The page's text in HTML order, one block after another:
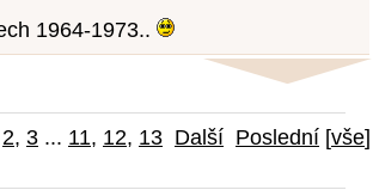
1964-1973..
2, 3 ... 11, 12, 13 Další Poslední [vše]